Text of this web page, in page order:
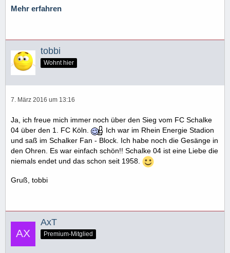
Mehr erfahren
tobbi
Wohnt hier
7. März 2016 um 13:16
Ja, ich freue mich immer noch über den Sieg vom FC Schalke
04 über den 1. FC Köln.
Ich war im Rhein Energie Stadion
und saß im Schalker Fan - Block. Ich habe noch die Gesänge in
den Ohren. Es war einfach schön!! Schalke 04 ist eine Liebe die
niemals endet und das schon seit 1958.
Gruß, tobbi
AxT
Premium-Mitglied